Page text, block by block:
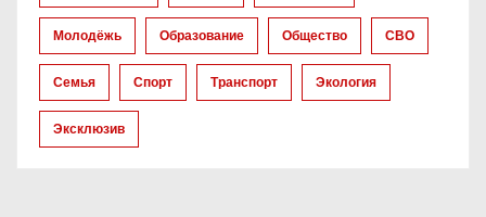
п
и
с
я
Молодёжь Образование Общество СВО
Семья Спорт Транспорт Экология
Эксклюзив